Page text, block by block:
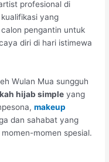
profesional di
yang
pengantin untuk
diri di hari istimewa
Wulan Mua sungguh
hijab simple yang
makeup
dan sahabat yang
momen spesial.